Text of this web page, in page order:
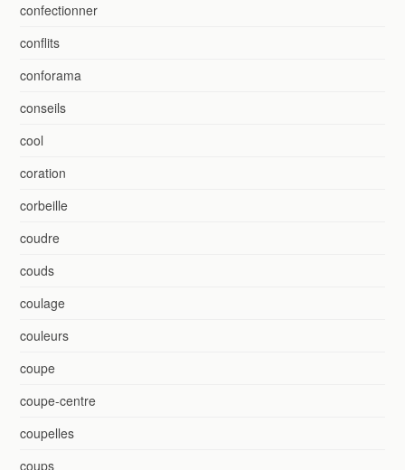
confectionner
conflits
conforama
conseils
cool
coration
corbeille
coudre
couds
coulage
couleurs
coupe
coupe-centre
coupelles
coups